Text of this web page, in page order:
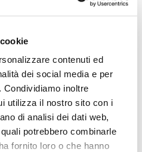
contenuti ed
dei social media e per
inoltre
utilizza il nostro sito con i
di analisi dei dati web,
potrebbero combinarle
fornito loro o che hanno